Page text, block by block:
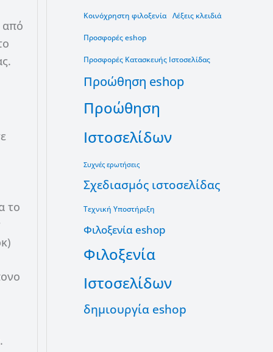
από
το
.
Κοινόχρηστη φιλοξενία Λέξεις κλειδιά
Προσφορές eshop
Προσφορές Κατασκευής Ιστοσελίδας
Προώθηση eshop
Προώθηση
Ιστοσελίδων
Συχνές ερωτήσεις
Σχεδιασμός ιστοσελίδας
Τεχνική Υποστήριξη
Φιλοξενία eshop
Φιλοξενία
Ιστοσελίδων
δημιουργία eshop